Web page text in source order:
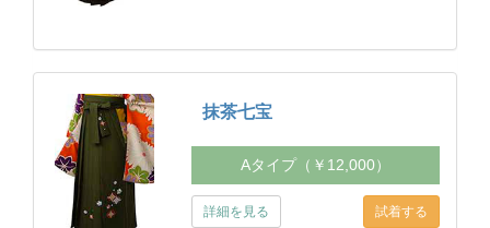
抹茶七宝
Aタイプ（￥12,000）
詳細を見る